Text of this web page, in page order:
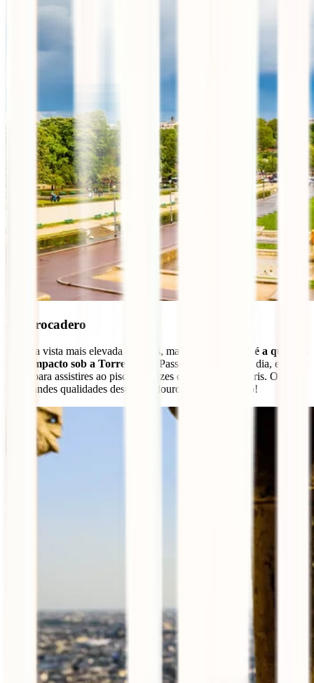
4 – Trocadero
Não é a vista mais elevada de Paris, mas provavelmente é a que tem
mais impacto sob a Torre Eiffel
. Passa neste jardim de dia, e à
noite, para assistires ao piscar de luzes do ex-libris de Paris. Outra
das grandes qualidades deste miradouro, é que é gratuito!